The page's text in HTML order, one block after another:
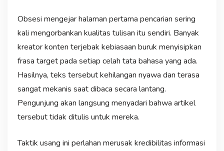
Obsesi mengejar halaman pertama pencarian sering
kali mengorbankan kualitas tulisan itu sendiri. Banyak
kreator konten terjebak kebiasaan buruk menyisipkan
frasa target pada setiap celah tata bahasa yang ada.
Hasilnya, teks tersebut kehilangan nyawa dan terasa
sangat mekanis saat dibaca secara lantang.
Pengunjung akan langsung menyadari bahwa artikel
tersebut tidak ditulis untuk mereka.
Taktik usang ini perlahan merusak kredibilitas informasi